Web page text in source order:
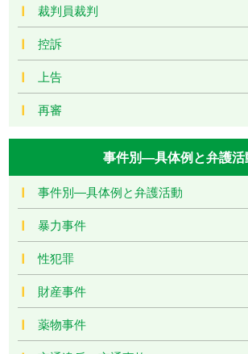
裁判員裁判
控訴
上告
再審
事件別―具体例と弁護活
事件別―具体例と弁護活動
暴力事件
性犯罪
財産事件
薬物事件